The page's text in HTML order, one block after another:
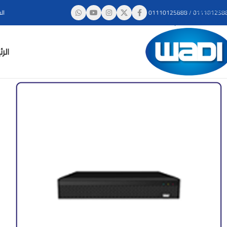
Skip to navigation
/
01110125888